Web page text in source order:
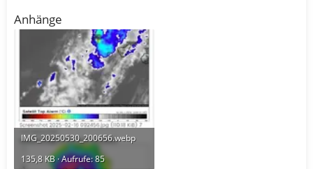
Anhänge
IMG_20250530_200656.webp
135,8 KB · Aufrufe: 85